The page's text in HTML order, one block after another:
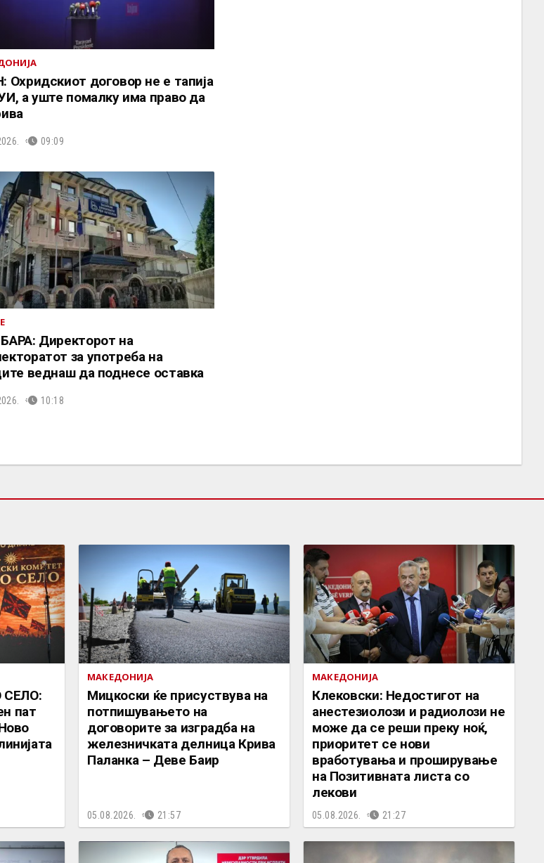
Охридскиот договор не е тапија
а уште помалку има право да
09:09
Директорот на
за употреба на
веднаш да поднесе оставка
10:18
пат
МАКЕДОНИЈА
Мицкоски ќе присуствува на
потпишувањето на
договорите за изградба на
железничката делница Крива
Паланка – Деве Баир
05.08.2026. 21:57
МАКЕДОНИЈА
Клековски: Недостигот на
анестезиолози и радиолози не
може да се реши преку ноќ,
приоритет се нови
вработувања и проширување
на Позитивната листа со
лекови
05.08.2026. 21:27